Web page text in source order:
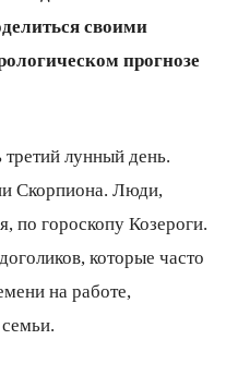
своими
прогнозе
лунный день.
Скорпиона. Люди,
по гороскопу Козероги.
которые часто
на работе,